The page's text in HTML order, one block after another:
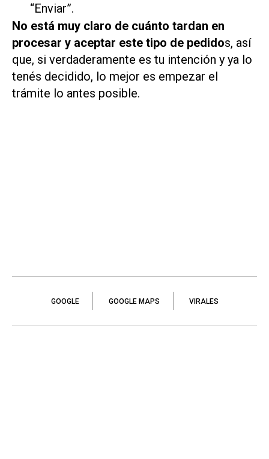
“Enviar”.
No está muy claro de cuánto tardan en
procesar y aceptar este tipo de pedidos, así
que, si verdaderamente es tu intención y ya lo
tenés decidido, lo mejor es empezar el
trámite lo antes posible.
GOOGLE GOOGLE MAPS VIRALES